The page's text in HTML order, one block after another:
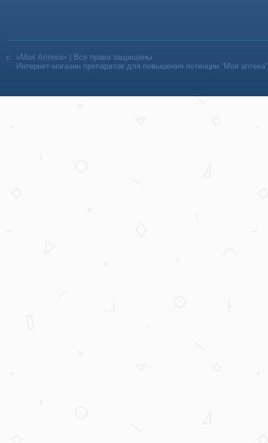
«Моя Аптека» | Все права защищены
Интернет-магазин препаратов для повышения потенции “Моя